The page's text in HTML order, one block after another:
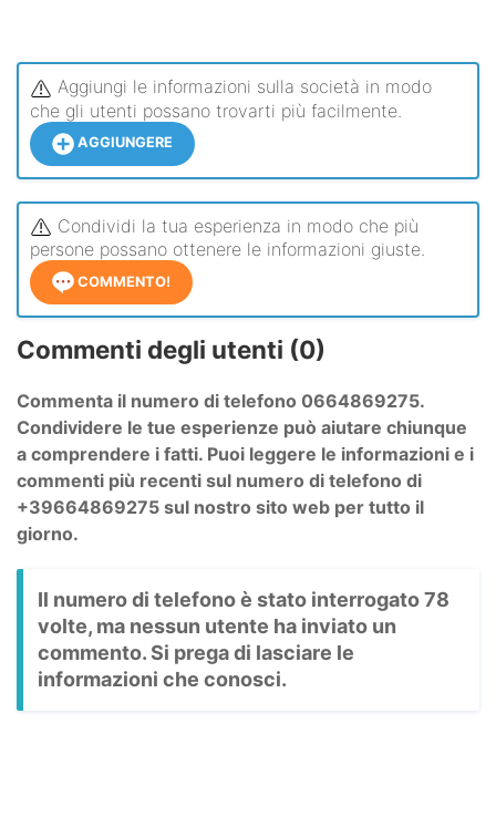
Aggiungi le informazioni sulla società in modo
che gli utenti possano trovarti più facilmente.
AGGIUNGERE
Condividi la tua esperienza in modo che più
persone possano ottenere le informazioni giuste.
COMMENTO!
Commenti degli utenti (0)
Commenta il numero di telefono 0664869275.
Condividere le tue esperienze può aiutare chiunque
a comprendere i fatti. Puoi leggere le informazioni e i
commenti più recenti sul numero di telefono di
+39664869275 sul nostro sito web per tutto il
giorno.
Il numero di telefono è stato interrogato 78
volte, ma nessun utente ha inviato un
commento. Si prega di lasciare le
informazioni che conosci.